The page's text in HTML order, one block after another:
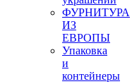
ФУРНИТУРА
ИЗ
ЕВРОПЫ
Упаковка
и
контейнеры